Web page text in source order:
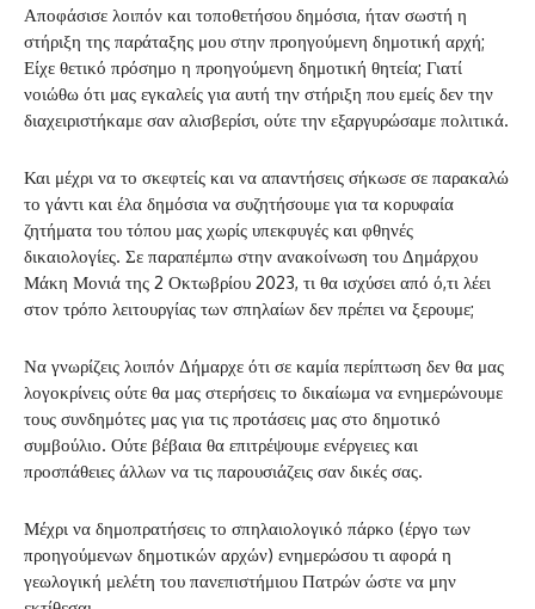
Αποφάσισε λοιπόν και τοποθετήσου δημόσια, ήταν σωστή η
στήριξη της παράταξης μου στην προηγούμενη δημοτική αρχή;
Είχε θετικό πρόσημο η προηγούμενη δημοτική θητεία; Γιατί
νοιώθω ότι μας εγκαλείς για αυτή την στήριξη που εμείς δεν την
διαχειριστήκαμε σαν αλισβερίσι, ούτε την εξαργυρώσαμε πολιτικά.
Και μέχρι να το σκεφτείς και να απαντήσεις σήκωσε σε παρακαλώ
το γάντι και έλα δημόσια να συζητήσουμε για τα κορυφαία
ζητήματα του τόπου μας χωρίς υπεκφυγές και φθηνές
δικαιολογίες. Σε παραπέμπω στην ανακοίνωση του Δημάρχου
Μάκη Μονιά της 2 Οκτωβρίου 2023, τι θα ισχύσει από ό,τι λέει
στον τρόπο λειτουργίας των σπηλαίων δεν πρέπει να ξερουμε;
Να γνωρίζεις λοιπόν Δήμαρχε ότι σε καμία περίπτωση δεν θα μας
λογοκρίνεις ούτε θα μας στερήσεις το δικαίωμα να ενημερώνουμε
τους συνδημότες μας για τις προτάσεις μας στο δημοτικό
συμβούλιο. Ούτε βέβαια θα επιτρέψουμε ενέργειες και
προσπάθειες άλλων να τις παρουσιάζεις σαν δικές σας.
Μέχρι να δημοπρατήσεις το σπηλαιολογικό πάρκο (έργο των
προηγούμενων δημοτικών αρχών) ενημερώσου τι αφορά η
γεωλογική μελέτη του πανεπιστήμιου Πατρών ώστε να μην